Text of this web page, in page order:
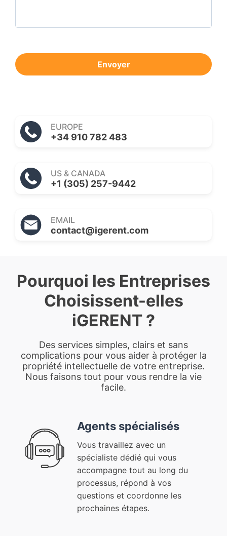
Envoyer
EUROPE
+34 910 782 483
US & CANADA
+1 (305) 257-9442
EMAIL
contact@igerent.com
Pourquoi les Entreprises
Choisissent-elles
iGERENT ?
Des services simples, clairs et sans
complications pour vous aider à protéger la
propriété intellectuelle de votre entreprise.
Nous faisons tout pour vous rendre la vie
facile.
Agents spécialisés
Vous travaillez avec un
spécialiste dédié qui vous
accompagne tout au long du
processus, répond à vos
questions et coordonne les
prochaines étapes.